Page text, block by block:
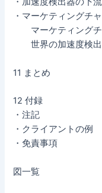
・マーケティングチ
マーケティングチ
世界の加速度検出
11 まとめ
12 付録
・注記
・クライアントの例
・免責事項
図一覧